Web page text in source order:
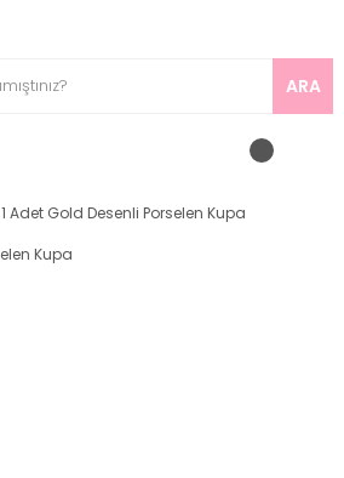
ARA
1 Adet Gold Desenli Porselen Kupa